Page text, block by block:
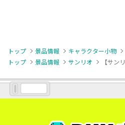
トップ 景品情報 キャラクター小物
トップ
景品情報 サンリオ